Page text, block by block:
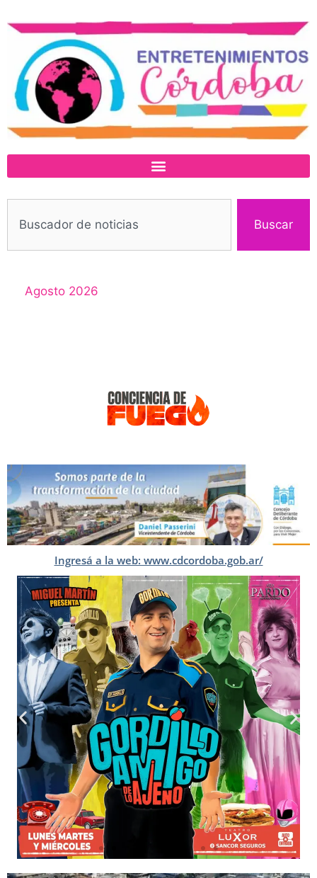
Buscar
Agosto 2026
Ingresá a la web: www.cdcordoba.gob.ar/